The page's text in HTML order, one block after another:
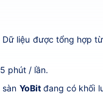
liệu được tổng hợp từ
phút / lần.
sàn YoBitđang có khối